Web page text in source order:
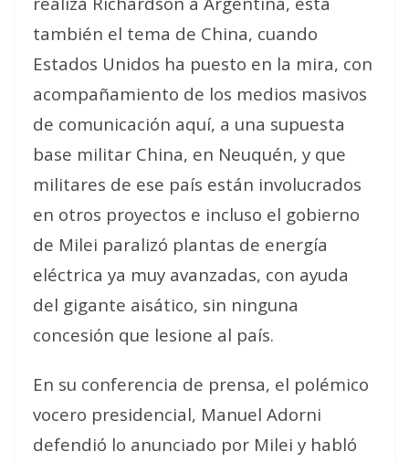
también el tema de China, cuando
Estados Unidos ha puesto en la mira, con
acompañamiento de los medios masivos
de comunicación aquí, a una supuesta
base militar China, en Neuquén, y que
militares de ese país están involucrados
en otros proyectos e incluso el gobierno
de Milei paralizó plantas de energía
eléctrica ya muy avanzadas, con ayuda
del gigante aisático, sin ninguna
concesión que lesione al país.
En su conferencia de prensa, el polémico
vocero presidencial, Manuel Adorni
defendió lo anunciado por Milei y habló